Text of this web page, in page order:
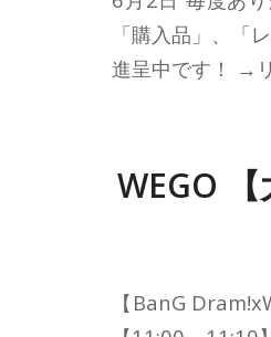
「購入品」、「
進呈中です！ →
WEGO
【BanG